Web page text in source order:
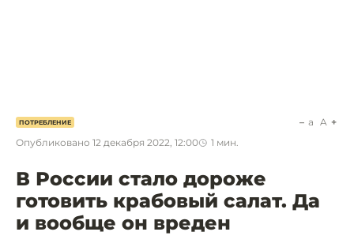
ПОТРЕБЛЕНИЕ
Опубликовано 12 декабря 2022, 12:00 1 мин.
a A
В России стало дороже
готовить крабовый салат. Да
и вообще он вреден